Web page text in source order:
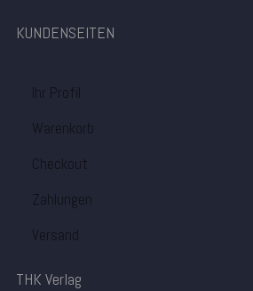
KUNDENSEITEN
Ihr Profil
Warenkorb
Checkout
Zahlungen
Versand
THK Verlag